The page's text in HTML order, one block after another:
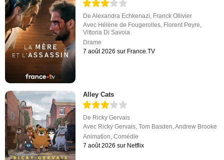
DeAlexandra Echkenazi, Franck Ollivier
Avec Hélène de Fougerolles, Florent Peyre,
Vittoria Di Savoia
Drame
7 août 2026 sur France.TV
Alley Cats
De Ricky Gervais
Avec Ricky Gervais ,Tom Basden ,Andrew Brooke
Animation ,Comédie
7 août 2026 sur Netflix